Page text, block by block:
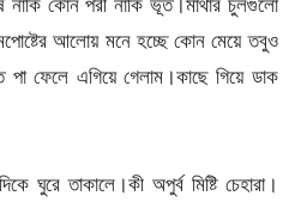
আলোয় মনে হচ্ছে কোন মেয়ে তবুও
ফেলে এগিয়ে গেলাম।কাছে গিয়ে ডাক
ঘুরে তাকালে।কী অপুর্ব মিষ্টি চেহারা।